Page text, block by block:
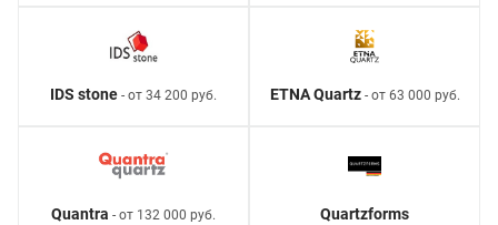
IDS stone - от 34 200 руб. ETNA Quartz- от 63 000 руб.
Quantra - от 132 000 руб. Quartzforms